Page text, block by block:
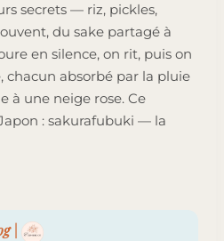
secrets — riz, pickles,
du sake partagé à
en silence, on rit, puis on
chacun absorbé par la pluie
à une neige rose. Ce
: sakurafubuki — la
|